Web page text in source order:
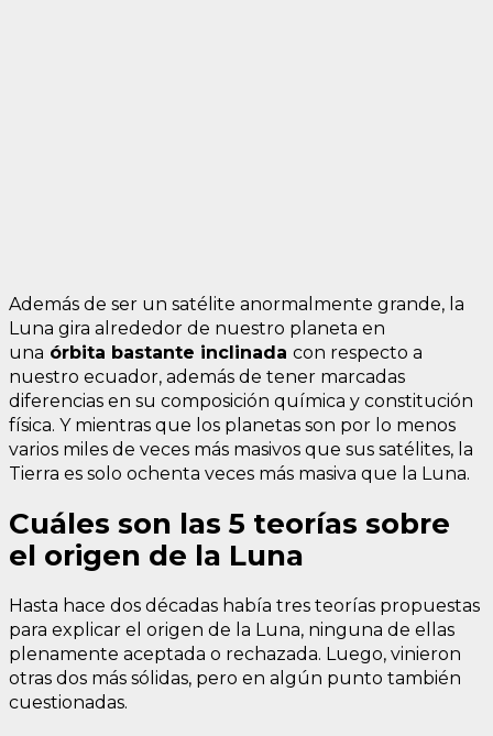
Además de ser un satélite anormalmente grande, la
Luna gira alrededor de nuestro planeta en
una órbita bastante inclinada con respecto a
nuestro ecuador, además de tener marcadas
diferencias en su composición química y constitución
física. Y mientras que los planetas son por lo menos
varios miles de veces más masivos que sus satélites, la
Tierra es solo ochenta veces más masiva que la Luna.
Cuáles son las 5 teorías sobre
el origen de la Luna
Hasta hace dos décadas había tres teorías propuestas
para explicar el origen de la Luna, ninguna de ellas
plenamente aceptada o rechazada. Luego, vinieron
otras dos más sólidas, pero en algún punto también
cuestionadas.